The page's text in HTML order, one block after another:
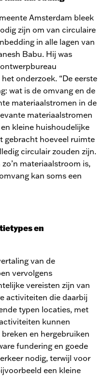
Amsterdam bleek
zijn om van circulaire
in alle lagen van
Babu. Hij was
onderzoek. “De eerste
wat is de omvang en de
materiaalstromen in de
materiaalstromen
kleine huishoudelijke
gebracht hoeveel ruimte
circulair zouden zijn.
materiaalstroom is,
kan soms een
en
van de
vervolgens
vereisten zijn van
activiteiten die daarbij
typen locaties, met
kunnen
en hergebruiken
fundering en goede
nodig, terwijl voor
een kleine